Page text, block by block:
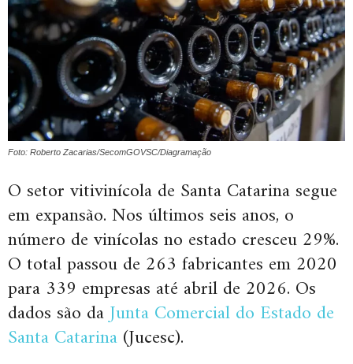
Foto: Roberto Zacarias/SecomGOVSC/Diagramação
O setor vitivinícola de Santa Catarina segue
em expansão. Nos últimos seis anos, o
número de vinícolas no estado cresceu 29%.
O total passou de 263 fabricantes em 2020
para 339 empresas até abril de 2026. Os
dados são daJunta Comercial do Estado de
Santa Catarina(Jucesc).